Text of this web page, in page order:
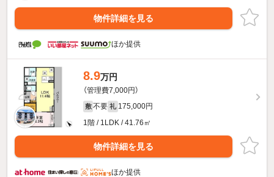
物件詳細を見る
ほか提供
8.9万円
（管理費7,000円）
敷 不要 礼 175,000円
1階 / 1LDK / 41.76㎡
物件詳細を見る
ほか提供